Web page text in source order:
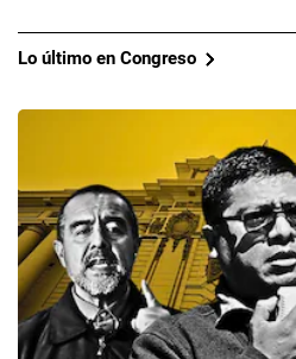
Lo último en Congreso